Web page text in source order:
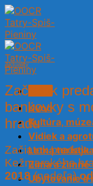
Skip
to
content
Úvod
Kultúra,
Vidiek a
Letná
Zima a
Ubytovanie a
Aktuality
Začiatok
bankovky s
hradu
Začiatok
Kežmarského
2018(nedeľa)